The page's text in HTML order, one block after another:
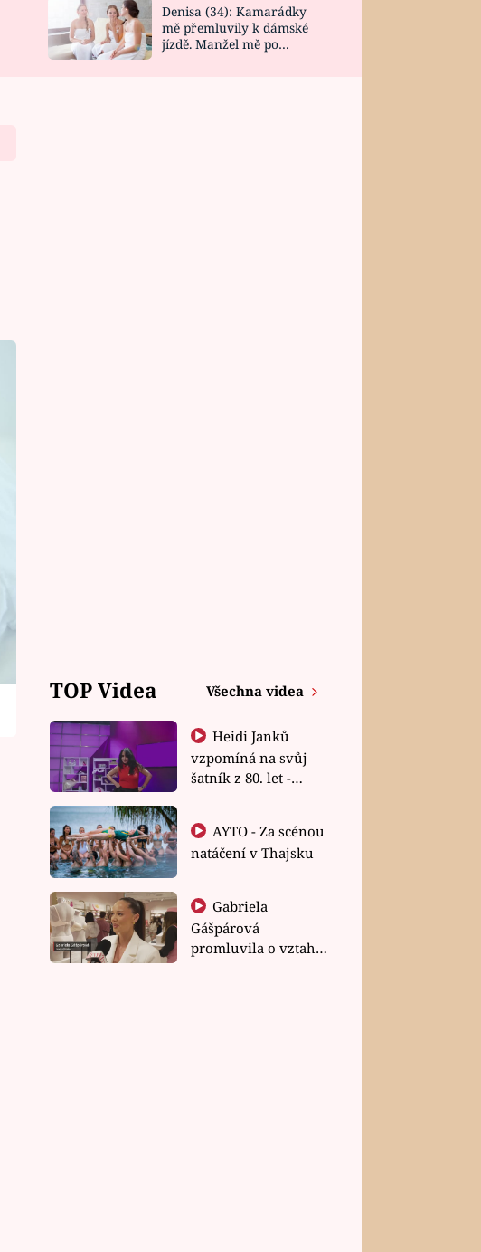
DESIGN
Denisa (34): Kamarádky
mě přemluvily k dámské
jízdě. Manžel mě po
TOP Videa Všechna videa
Heidi Janků
vzpomíná na svůj
šatník z 80. let -
natáčení v Thajsku
Gabriela
Gášpárová
promluvila o vztahu